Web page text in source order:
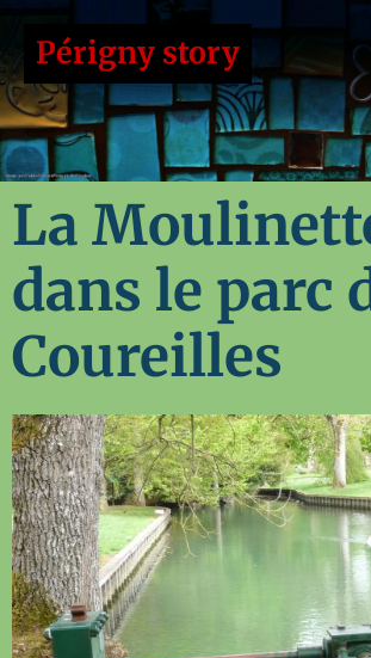
Périgny story
La
dans le parc
Coureilles